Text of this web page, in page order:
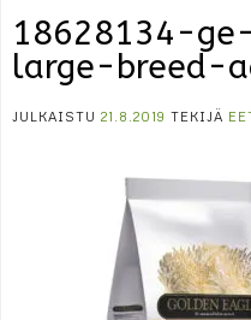
18628134-
large-breed-
JULKAISTU 21.8.2019 TEKIJÄ